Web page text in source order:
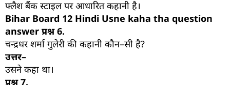
फ्लैश बैंक स्टाइल पर आधारित कहानी है।
Bihar Board 12 Hindi Usne kaha tha question
answer प्रश्न6.
चन्द्रधर शर्मा गुलेरी की कहानी कौन–सी है?
उत्तर–
उसने कहा था।
प्रश्न7.